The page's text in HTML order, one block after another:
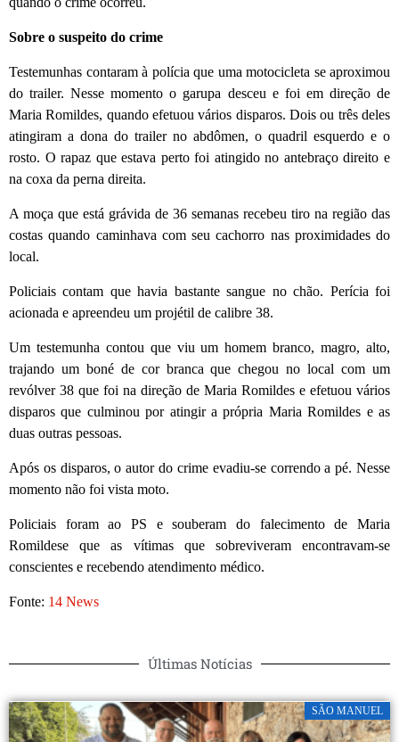
Sobre o suspeito do crime
Testemunhas contaram à polícia que uma motocicleta se aproximou
do trailer. Nesse momento o garupa desceu e foi em direção de
Maria Romildes, quando efetuou vários disparos. Dois ou três deles
atingiram a dona do trailer no abdômen, o quadril esquerdo e o
rosto. O rapaz que estava perto foi atingido no antebraço direito e
na coxa da perna direita.
A moça que está grávida de 36 semanas recebeu tiro na região das
costas quando caminhava com seu cachorro nas proximidades do
local.
Policiais contam que havia bastante sangue no chão. Perícia foi
acionada e apreendeu um projétil de calibre 38.
Um testemunha contou que viu um homem branco, magro, alto,
trajando um boné de cor branca que chegou no local com um
revólver 38 que foi na direção de Maria Romildes e efetuou vários
disparos que culminou por atingir a própria Maria Romildes e as
duas outras pessoas.
Após os disparos, o autor do crime evadiu-se correndo a pé. Nesse
momento não foi vista moto.
Policiais foram ao PS e souberam do falecimento de Maria
Romildese que as vítimas que sobreviveram encontravam-se
conscientes e recebendo atendimento médico.
Fonte: 14 News
Últimas Notícias
SÃO MANUEL